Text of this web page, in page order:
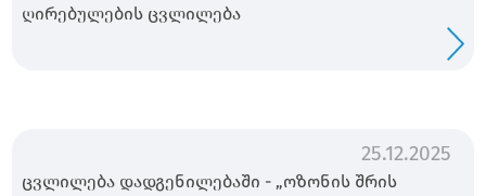
ღირებულების ცვლილება
25.12.2025
ცვლილება დადგენილებაში - „ოზონის შრის